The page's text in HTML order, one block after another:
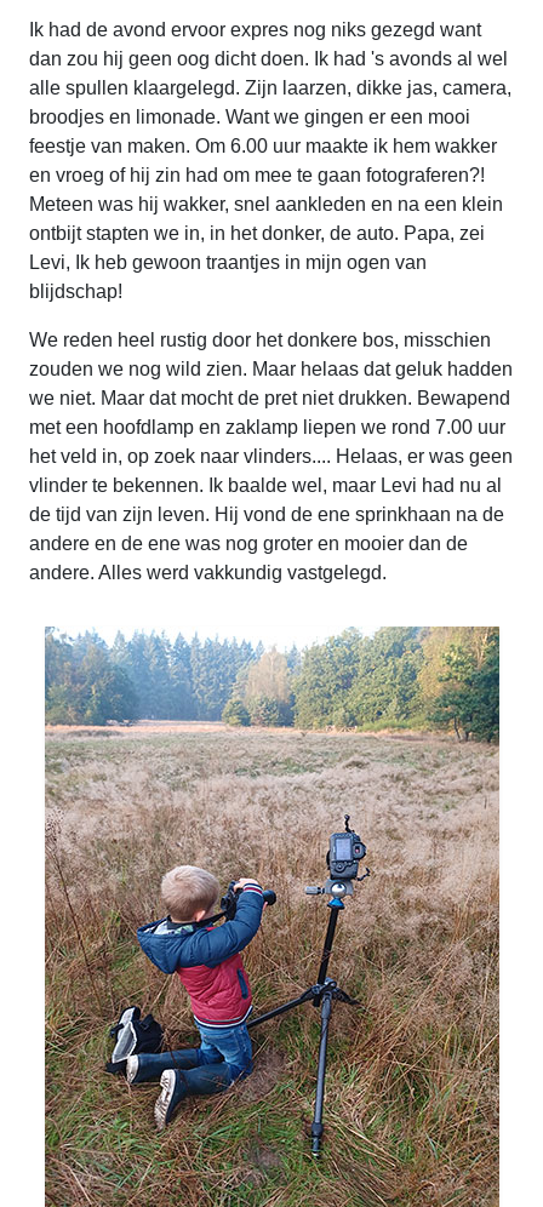
Ik had de avond ervoor expres nog niks gezegd want
dan zou hij geen oog dicht doen. Ik had 's avonds al wel
alle spullen klaargelegd. Zijn laarzen, dikke jas, camera,
broodjes en limonade. Want we gingen er een mooi
feestje van maken. Om 6.00 uur maakte ik hem wakker
en vroeg of hij zin had om mee te gaan fotograferen?!
Meteen was hij wakker, snel aankleden en na een klein
ontbijt stapten we in, in het donker, de auto. Papa, zei
Levi, Ik heb gewoon traantjes in mijn ogen van
blijdschap!
We reden heel rustig door het donkere bos, misschien
zouden we nog wild zien. Maar helaas dat geluk hadden
we niet. Maar dat mocht de pret niet drukken. Bewapend
met een hoofdlamp en zaklamp liepen we rond 7.00 uur
het veld in, op zoek naar vlinders.... Helaas, er was geen
vlinder te bekennen. Ik baalde wel, maar Levi had nu al
de tijd van zijn leven. Hij vond de ene sprinkhaan na de
andere en de ene was nog groter en mooier dan de
andere. Alles werd vakkundig vastgelegd.